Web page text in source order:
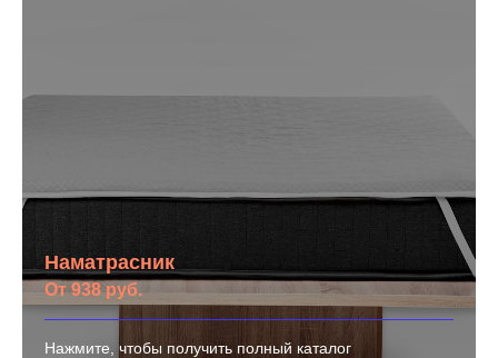
Наматрасник
От 938 руб.
Нажмите, чтобы получить полный каталог